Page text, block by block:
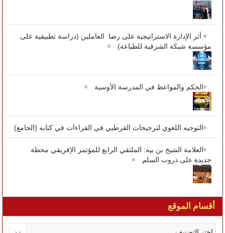
أثر الإدارة الاستراتيجية على رضا العاملين (دراسة تطبيقية على
مؤسسة شبكة الشرقية للطباعة)
الحكم والمواعظ في المدرسة الأوسية
التوجيه اللغوي لترجيحات القرطبي في القراءات في كتابه (الجامع)
العلامة الشيخ بن بيه: الملتقي الرابع للمؤتمر الإفريقي محطة
جديدة على دروب السلم
أقسام الموقع